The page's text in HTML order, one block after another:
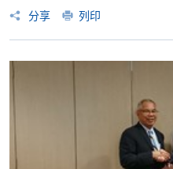
分享
列印